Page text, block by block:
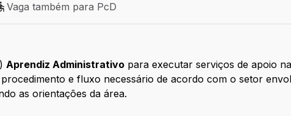
também para PcD
Vaga também para PcD
Aprendiz Administrativo para executar serviços de apoio
e fluxo necessário de acordo com o setor
as orientações da área.